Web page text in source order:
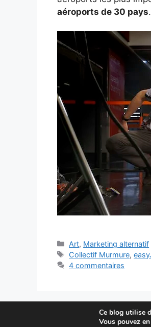
aéroports de 30 pays.
Catégories
Art, Marketing alternatif
Étiquettes
Collectif Murmure,
4 commentaires
Ce blog utilise
Vous pouvez